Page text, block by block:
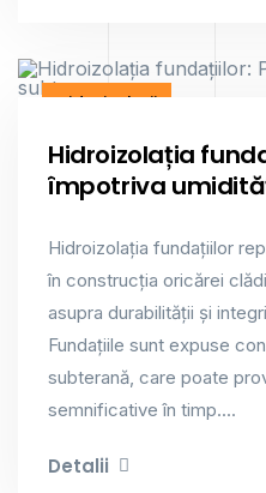
Hidroizolații
Hidroizolația
împotriva
Hidroizolația fundațiilor
în construcția oricărei
asupra durabilității și
Fundațiile sunt expuse
subterană, care poate
semnificative în timp....
Detalii